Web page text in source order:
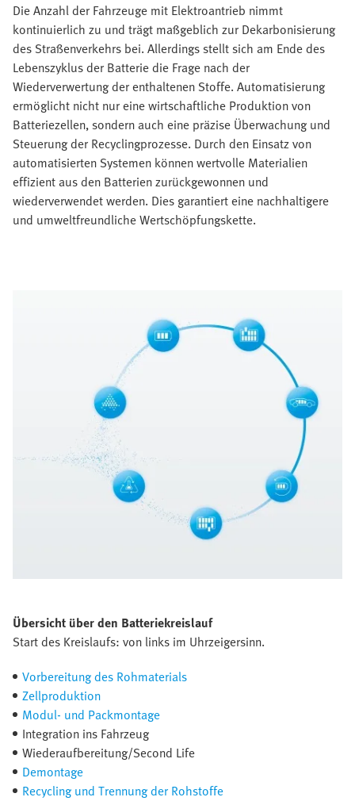
Die Anzahl der Fahrzeuge mit Elektroantrieb nimmt
kontinuierlich zu und trägt maßgeblich zur Dekarbonisierung
des Straßenverkehrs bei. Allerdings stellt sich am Ende des
Lebenszyklus der Batterie die Frage nach der
Wiederverwertung der enthaltenen Stoffe. Automatisierung
ermöglicht nicht nur eine wirtschaftliche Produktion von
Batteriezellen, sondern auch eine präzise Überwachung und
Steuerung der Recyclingprozesse. Durch den Einsatz von
automatisierten Systemen können wertvolle Materialien
effizient aus den Batterien zurückgewonnen und
wiederverwendet werden. Dies garantiert eine nachhaltigere
und umweltfreundliche Wertschöpfungskette.
Übersicht über den Batteriekreislauf
Start des Kreislaufs: von links im Uhrzeigersinn.
Vorbereitung des Rohmaterials
Zellproduktion
Modul- und Packmontage
Integration ins Fahrzeug
Wiederaufbereitung/Second Life
Demontage
Recycling und Trennung der Rohstoffe